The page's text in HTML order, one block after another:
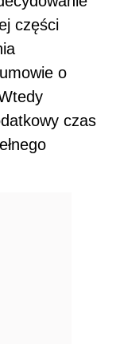
części
o
czas